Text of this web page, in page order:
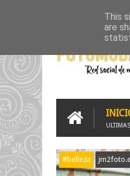
500PX
#belleza
This
are